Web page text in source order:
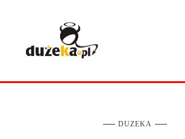
DUZEKA